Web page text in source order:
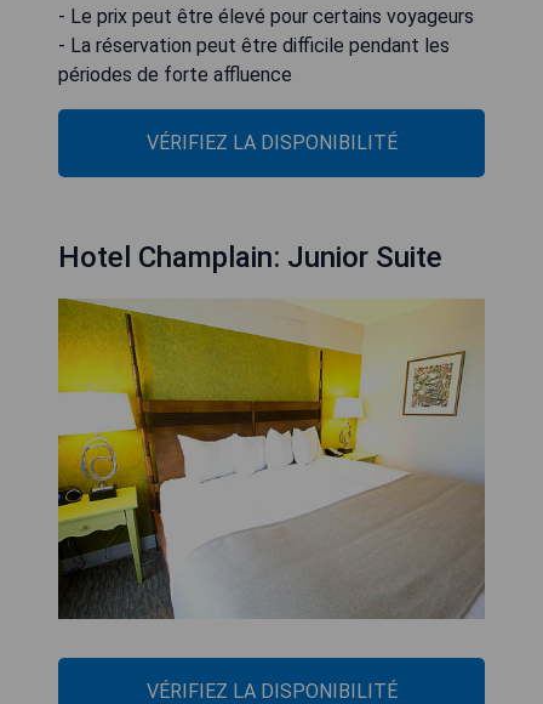
- Le prix peut être élevé pour certains voyageurs
- La réservation peut être difficile pendant les
périodes de forte affluence
VÉRIFIEZ LA DISPONIBILITÉ
Hotel Champlain: Junior Suite
VÉRIFIEZ LA DISPONIBILITÉ